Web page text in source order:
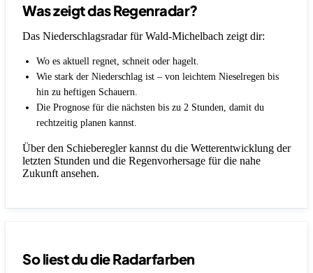
Was zeigt das Regenradar?
Das Niederschlagsradar für Wald-Michelbach zeigt dir:
Wo es aktuell regnet, schneit oder hagelt.
Wie stark der Niederschlag ist – von leichtem Nieselregen bis
hin zu heftigen Schauern.
Die Prognose für die nächsten bis zu 2 Stunden, damit du
rechtzeitig planen kannst.
Über den Schieberegler kannst du die Wetterentwicklung der
letzten Stunden und die Regenvorhersage für die nahe
Zukunft ansehen.
So liest du die Radarfarben